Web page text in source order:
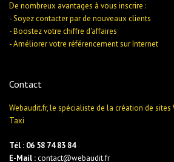
De nombreux avantages à vous inscrire :
- Soyez contacter par de nouveaux clients
- Boostez votre chiffre d'affaires
- Améliorer votre référencement sur Internet
Contact
Webaudit.fr, le spécialiste de la création de sites
Taxi
Tél : 06 58 74 83 84
E-Mail :contact@webaudit.fr